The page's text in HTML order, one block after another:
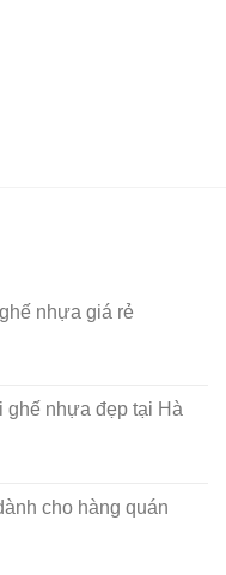
nhựa giá rẻ
ghế nhựa đẹp tại Hà
cho hàng quán